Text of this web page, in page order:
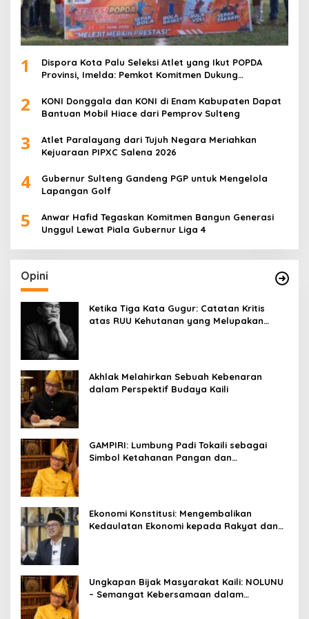
1
Dispora Kota Palu Seleksi Atlet yang Ikut POPDA
Provinsi, Imelda: Pemkot Komitmen Dukung
2
KONI Donggala dan KONI di Enam Kabupaten Dapat
Bantuan Mobil Hiace dari Pemprov Sulteng
3
Atlet Paralayang dari Tujuh Negara Meriahkan
Kejuaraan PIPXC Salena 2026
4
Gubernur Sulteng Gandeng PGP untuk Mengelola
Lapangan Golf
5
Anwar Hafid Tegaskan Komitmen Bangun Generasi
Unggul Lewat Piala Gubernur Liga 4
Opini
Ketika Tiga Kata Gugur: Catatan Kritis
atas RUU Kehutanan yang Melupakan
Akhlak Melahirkan Sebuah Kebenaran
dalam Perspektif Budaya Kaili
GAMPIRI: Lumbung Padi Tokaili sebagai
Simbol Ketahanan Pangan dan
Ekonomi Konstitusi: Mengembalikan
Kedaulatan Ekonomi kepada Rakyat dan
Ungkapan Bijak Masyarakat Kaili: NOLUNU
– Semangat Kebersamaan dalam